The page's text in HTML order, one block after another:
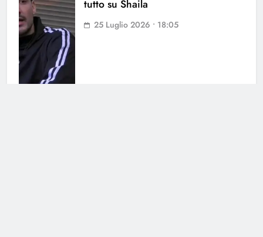
tutto su Shaila
25 Luglio 2026 • 18:05